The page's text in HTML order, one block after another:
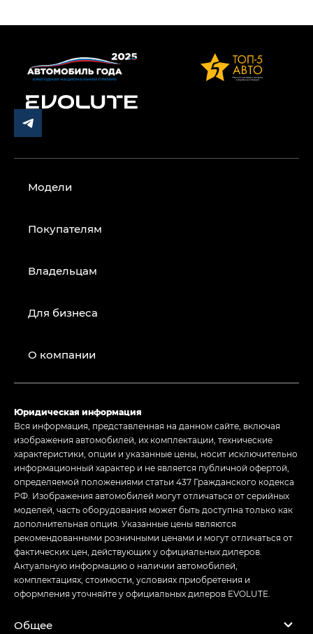
Модели
Покупателям
Владельцам
Для бизнеса
О компании
Юридическая информация
Вся информация, представленная на данном сайте, включая
изображения автомобилей, их комплектации, технические
характеристики, опции и указанные цены, носит исключительно
информационный характер и не является публичной офертой,
определяемой положениями статьи 437 Гражданского кодекса
РФ. Изображения автомобилей могут отличаться от серийных
моделей, часть оборудования может быть доступна только как
дополнительная опция. Указанные цены являются
рекомендованными розничными ценами и могут отличаться от
фактических цен, действующих у официальных дилеров.
Актуальную информацию о наличии автомобилей,
комплектациях, стоимости, условиях приобретения и
оформления уточняйте у официальных дилеров EVOLUTE.
Общее